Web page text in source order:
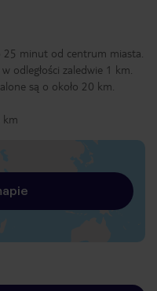
25 minut od centrum miasta.
odległości zaledwie 1 km.
są o około 20 km.
km